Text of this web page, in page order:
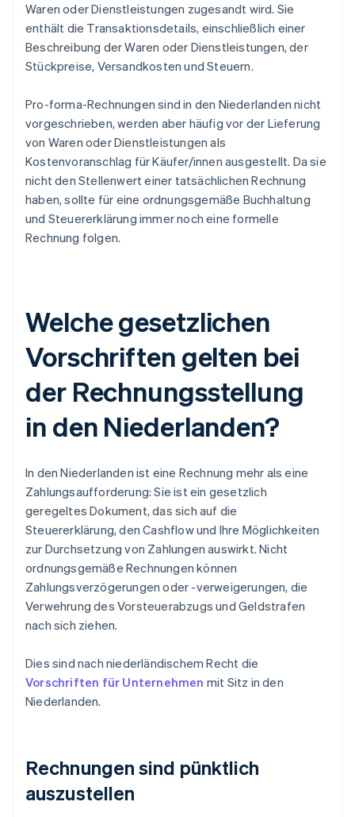
Waren oder Dienstleistungen zugesandt wird. Sie
enthält die Transaktionsdetails, einschließlich einer
Beschreibung der Waren oder Dienstleistungen, der
Stückpreise, Versandkosten und Steuern.
Pro-forma-Rechnungen sind in den Niederlanden nicht
vorgeschrieben, werden aber häufig vor der Lieferung
von Waren oder Dienstleistungen als
Kostenvoranschlag für Käufer/innen ausgestellt. Da sie
nicht den Stellenwert einer tatsächlichen Rechnung
haben, sollte für eine ordnungsgemäße Buchhaltung
und Steuererklärung immer noch eine formelle
Rechnung folgen.
Welche gesetzlichen
Vorschriften gelten bei
der Rechnungsstellung
in den Niederlanden?
In den Niederlanden ist eine Rechnung mehr als eine
Zahlungsaufforderung: Sie ist ein gesetzlich
geregeltes Dokument, das sich auf die
Steuererklärung, den Cashflow und Ihre Möglichkeiten
zur Durchsetzung von Zahlungen auswirkt. Nicht
ordnungsgemäße Rechnungen können
Zahlungsverzögerungen oder -verweigerungen, die
Verwehrung des Vorsteuerabzugs und Geldstrafen
nach sich ziehen.
Dies sind nach niederländischem Recht die
Vorschriften für Unternehmen mit Sitz in den
Niederlanden.
Rechnungen sind pünktlich
auszustellen